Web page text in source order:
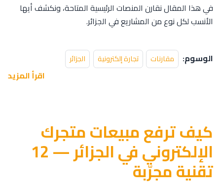
في هذا المقال نقارن المنصات الرئيسية المتاحة، ونكشف أيها
الأنسب لكل نوع من المشاريع في الجزائر.
الوسوم: مقارنات تجارة إلكترونية الجزائر
اقرأ المزيد
كيف ترفع مبيعات متجرك
الإلكتروني في الجزائر — 12
تقنية مجرّبة